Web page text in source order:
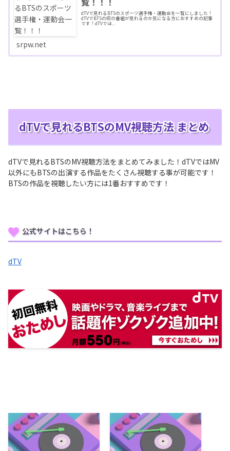
dTVで見れるBTSのスポーツ選手権・運動会を一覧にしました！
dTVでBTSの何の番組が見れるのか気になる方におすすめの記事
です！dTVでは...
srpw.net
dTVで見れるBTSのMV視聴方法 まとめ
dTVで見れるBTSのMV視聴方法をまとめてみました！dTVではMV
以外にもBTSの出演する作品をたくさん視聴する事が可能です！
BTSの作品を視聴したい方には1番おすすめです！
公式サイトはこちら！
dTV